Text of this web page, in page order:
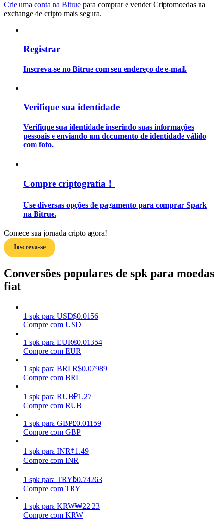
Guia
Estratégias de negociação
Aprenda como se manter lucrativo
Ganhar
Ganhe recompensas competitivas diariamente
Estacamento
Crie uma conta na Bitrue para comprar e vender Criptomoedas na
exchange de cripto mais segura.
Registrar
Inscreva-se no Bitrue com seu endereço de e-mail.
Verifique sua identidade
Verifique sua identidade inserindo suas informações
pessoais e enviando um documento de identidade válido
com foto.
Compre criptografia！
Use diversas opções de pagamento para comprar Spark
na Bitrue.
Comece sua jornada cripto agora!
Inscreva-se
Conversões populares de spk para moedas
fiat
1 spk para USD$0.0156
Compre com USD
1 spk para EUR€0.01354
Compre com EUR
1 spk para BRLR$0.07989
Compre com BRL
1 spk para RUB₽1.27
Compre com RUB
1 spk para GBP£0.01159
Compre com GBP
1 spk para INR₹1.49
Compre com INR
1 spk para TRY₺0.74263
Compre com TRY
1 spk para KRW₩22.23
Compre com KRW